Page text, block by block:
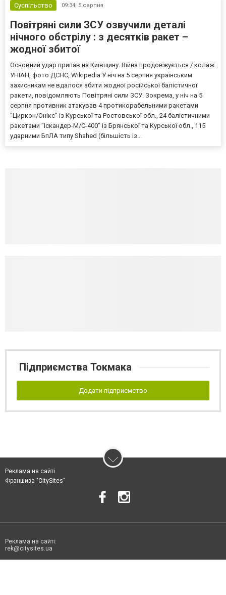
Суспільство 09:34, 5 серпня
Повітряні сили ЗСУ озвучили деталі
нічного обстрілу : з десятків ракет –
жодної збитої
Основний удар припав на Київщину. Війна продовжується / колаж
УНІАН, фото ДСНС, Wikipedia У ніч на 5 серпня українським
захисникам не вдалося збити жодної російської балістичної
ракети, повідомляють Повітряні сили ЗСУ. Зокрема, у ніч на 5
серпня противник атакував 4 протикорабельними ракетами
"Циркон/Онікс" із Курської та Ростовської обл., 24 балістичними
ракетами "Іскандер-М/С-400" із Брянської та Курської обл., 115
ударними БпЛА типу Shahed (більшість із...
Підприємства Токмака
Додати підприємство
Реклама на сайті
Франшиза "CitySites"
Реклама на сайті:
rek@citysites.ua